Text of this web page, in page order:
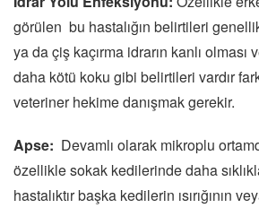
görülen bu hastalığın belirtileri
ya da çiş kaçırma idrarın kanlı
daha kötü koku gibi belirtileri vardır
veteriner hekime danışmak gerekir.
Apse: Devamlı olarak mikroplu
özellikle sokak kedilerinde daha
hastalıktır başka kedilerin ısırığının